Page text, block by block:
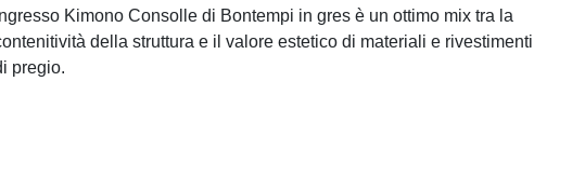
Kimono Consolle di Bontempi in gres è un ottimo mix tra la
della struttura e il valore estetico di materiali e rivestimenti
pregio.